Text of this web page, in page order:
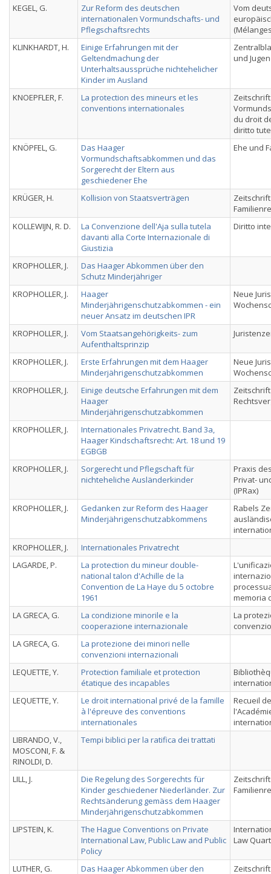
KEGEL, G.
Zur Reform des deutschen
internationalen Vormundschafts- und
Pflegschaftsrechts
Vom
KLINKHARDT, H.
Einige Erfahrungen mit der
Geltendmachung der
Unterhaltsaussprüche nichtehelicher
Kinder im Ausland
und
KNOEPFLER, F.
La protection des mineurs et les
conventions internationales
du droit
diritto
KNÖPFEL, G.
Das Haager
Vormundschaftsabkommen und das
Sorgerecht der Eltern aus
geschiedener Ehe
Ehe und
KRÜGER, H. Kollision von Staatsverträgen
KOLLEWIJN, R. D.
La Convenzione dell'Aja sulla tutela
davanti alla Corte Internazionale di
Giustizia
Diritto
KROPHOLLER, J.
Das Haager Abkommen über den
Schutz Minderjähriger
KROPHOLLER, J.
Haager
Minderjährigenschutzabkommen - ein
neuer Ansatz im deutschen IPR
Neue
KROPHOLLER, J.
Vom Staatsangehörigkeits- zum
Aufenthaltsprinzip
KROPHOLLER, J.
Erste Erfahrungen mit dem Haager
Minderjährigenschutzabkommen
Neue
KROPHOLLER, J.
Einige deutsche Erfahrungen mit dem
Haager
Minderjährigenschutzabkommen
KROPHOLLER, J.
Internationales Privatrecht. Band 3a,
Haager Kindschaftsrecht: Art. 18 und 19
EGBGB
KROPHOLLER, J.
Sorgerecht und Pflegschaft für
nichteheliche Ausländerkinder
Praxis
Privat-
(IPRax)
KROPHOLLER, J.
Gedanken zur Reform des Haager
Minderjährigenschutzabkommens
Rabels
KROPHOLLER, J.
Internationales Privatrecht
LAGARDE, P.
La protection du mineur double-
national talon d'Achille de la
Convention de La Haye du 5 octobre
1961
memoria
LA GRECA, G.
La condizione minorile e la
cooperazione internazionale
La
LA GRECA, G.
La protezione dei minori nelle
convenzioni internazionali
LEQUETTE, Y.
Protection familiale et protection
étatique des incapables
LEQUETTE, Y.
Le droit international privé de la famille
à l'épreuve des conventions
internationales
Recueil
LIBRANDO, V.,
MOSCONI, F. &
RINOLDI, D.
Tempi biblici per la ratifica dei trattati
LILL, J.
Die Regelung des Sorgerechts für
Kinder geschiedener Niederländer. Zur
Rechtsänderung gemäss dem Haager
Minderjährigenschutzabkommen
LIPSTEIN, K.
The Hague Conventions on Private
International Law, Public Law and Public
Policy
Law
LUTHER, G.
Das Haager Abkommen über den